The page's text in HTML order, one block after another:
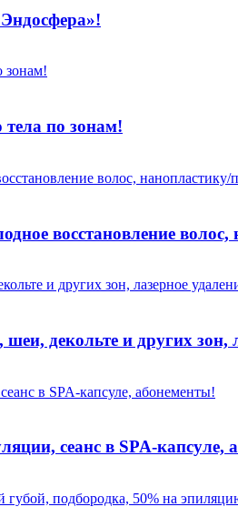
по зонам!
восстановление
декольте и других зон,
сеанс в SPA-капсуле,